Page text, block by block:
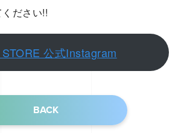
ださい!!
公式Instagram
BACK